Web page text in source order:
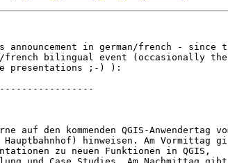
announcement in german/french - since
french bilingual event (occasionally
presentations ;-) ):
auf den kommenden QGIS-Anwendertag
Hauptbahnhof) hinweisen. Am Vormittag
zu neuen Funktionen in QGIS,